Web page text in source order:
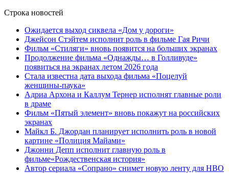
Строка новостей
Ожидается выход сиквела «Дом у дороги»
Джейсон Стэйтем исполнит роль в фильме Гая Ричи
Фильм «Стиляги» вновь появится на больших экранах
Продолжение фильма «Однажды… в Голливуде»
появиться на экранах летом 2026 года
Стала известна дата выхода фильма «Поцелуй
женщины-паука»
Адриа Архона и Каллум Тернер исполнят главные роли
в драме
Фильм «Пятый элемент» вновь покажут на российских
экранах
Майкл Б. Джордан планирует исполнить роль в новой
картине «Полиция Майами»
Джонни Депп исполнит главную роль в
фильме«Рождественская история»
Автор сериала «Сопрано» снимет новую ленту для HBO